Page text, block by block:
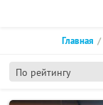
По рейтингу
Главная